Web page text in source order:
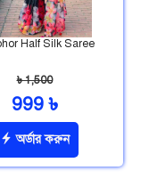
Half Silk Saree
৳ 1,500
999 ৳
অর্ডার করুন